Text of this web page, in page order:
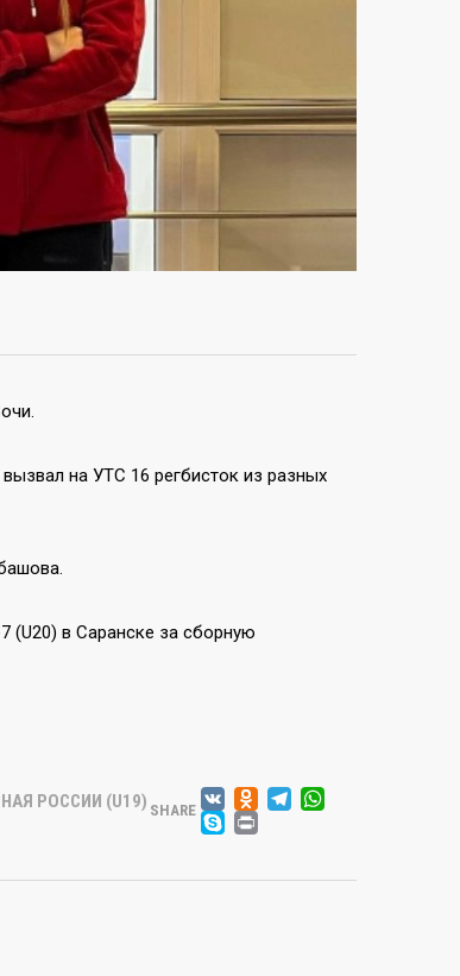
на УТС 16 регбисток из разных
(U20) в Саранске за сборную
РОССИИ (U19) SHARE VK TELEGRAM
SKYPE